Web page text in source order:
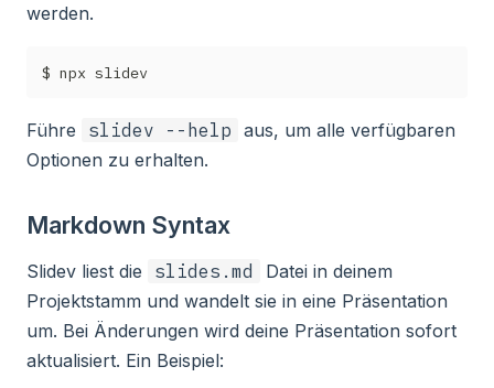
werden.
Führe slidev --help aus, um alle verfügbaren
Optionen zu erhalten.
Markdown Syntax
Slidev liest die slides.md
Datei in deinem
Projektstamm und wandelt sie in eine Präsentation
um. Bei Änderungen wird deine Präsentation sofort
aktualisiert. Ein Beispiel: